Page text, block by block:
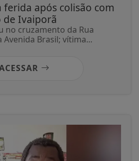
ferida após colisão com
de Ivaiporã
no cruzamento da Rua
Brasil; vítima...